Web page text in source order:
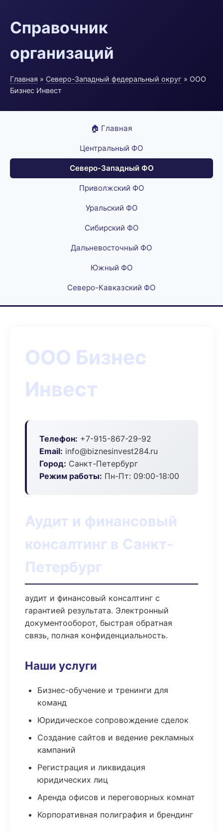
Справочник
организаций
Главная » Северо-Западный федеральный округ » ООО
Бизнес Инвест
🏠 Главная
Центральный ФО
Северо-Западный ФО
Приволжский ФО
Уральский ФО
Сибирский ФО
Дальневосточный ФО
Южный ФО
Северо-Кавказский ФО
ООО Бизнес
Инвест
Телефон: +7-915-867-29-92
Email: info@biznesinvest284.ru
Город: Санкт-Петербург
Режим работы: Пн-Пт: 09:00-18:00
Аудит и финансовый
консалтинг в Санкт-
Петербург
аудит и финансовый консалтинг с
гарантией результата. Электронный
документооборот, быстрая обратная
связь, полная конфиденциальность.
Наши услуги
Бизнес-обучение и тренинги для
команд
Юридическое сопровождение сделок
Создание сайтов и ведение рекламных
кампаний
Регистрация и ликвидация
юридических лиц
Аренда офисов и переговорных комнат
Корпоративная полиграфия и брендинг